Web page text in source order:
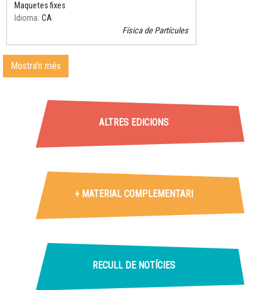
Maquetes fixes
Idioma CA
Física de Partícules
Mostra'n més
Taller ALTRES EDICIONS
+ MATERIAL COMPLEMENTARI
RECULL DE NOTÍCIES